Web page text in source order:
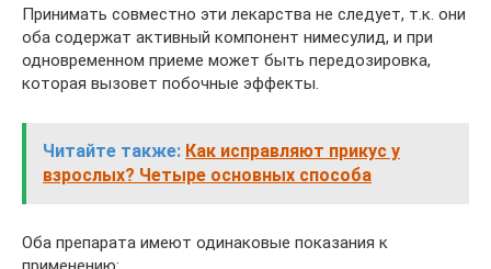
Принимать совместно эти лекарства не следует, т.к. они
оба содержат активный компонент нимесулид, и при
одновременном приеме может быть передозировка,
которая вызовет побочные эффекты.
Читайте также: Как исправляют прикус у
взрослых? Четыре основных способа
Оба препарата имеют одинаковые показания к